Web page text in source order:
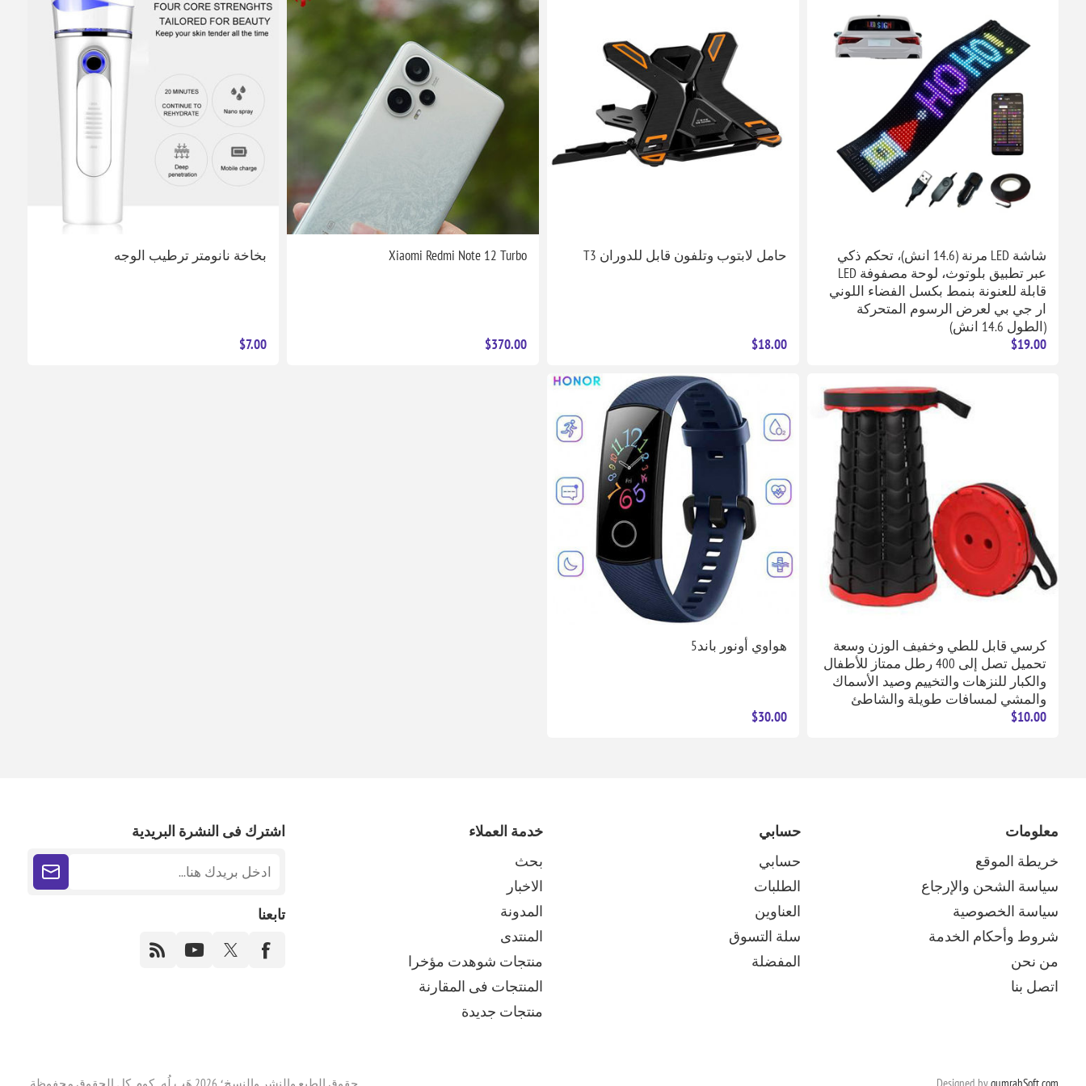
شاشة LED مرنة (14.6 انش)، تحكم ذكي
عبر تطبيق بلوتوث، لوحة مصفوفة LED
قابلة للعنونة بنمط بكسل الفضاء اللوني
ار جي بي لعرض الرسوم المتحركة
(الطول 14.6 انش)
$19.00
حامل لابتوب وتلفون قابل للدوران T3
$18.00
Xiaomi Redmi Note 12 Turbo
$370.00
بخاخة نانومتر ترطيب الوجه
$7.00
كرسي قابل للطي وخفيف الوزن وسعة
تحميل تصل إلى 400 رطل ممتاز للأطفال
والكبار للنزهات والتخييم وصيد الأسماك
والمشي لمسافات طويلة والشاطئ
$10.00
هواوي أونور باند5
$30.00
معلومات
خريطة الموقع
سياسة الشحن والإرجاع
سياسة الخصوصية
شروط وأحكام الخدمة
من نحن
اتصل بنا
حسابي
حسابي
الطلبات
العناوين
سلة التسوق
المفضلة
خدمة العملاء
بحث
الاخبار
المدونة
المنتدى
منتجات شوهدت مؤخرا
المنتجات فى المقارنة
منتجات جديدة
اشترك فى النشرة البريدية
تابعنا